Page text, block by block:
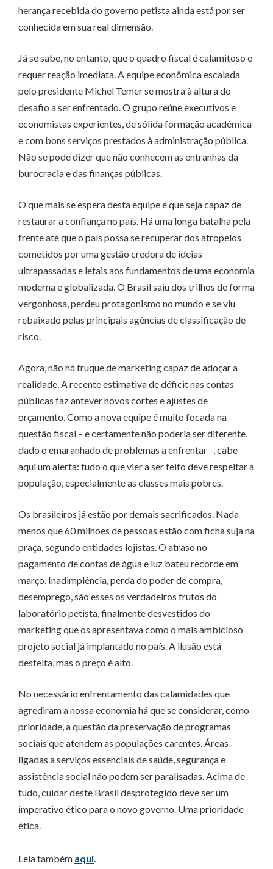
herança recebida do governo petista ainda está por ser
conhecida em sua real dimensão.
Já se sabe, no entanto, que o quadro fiscal é calamitoso e
requer reação imediata. A equipe econômica escalada
pelo presidente Michel Temer se mostra à altura do
desafio a ser enfrentado. O grupo reúne executivos e
economistas experientes, de sólida formação acadêmica
e com bons serviços prestados à administração pública.
Não se pode dizer que não conhecem as entranhas da
burocracia e das finanças públicas.
O que mais se espera desta equipe é que seja capaz de
restaurar a confiança no país. Há uma longa batalha pela
frente até que o país possa se recuperar dos atropelos
cometidos por uma gestão credora de ideias
ultrapassadas e letais aos fundamentos de uma economia
moderna e globalizada. O Brasil saiu dos trilhos de forma
vergonhosa, perdeu protagonismo no mundo e se viu
rebaixado pelas principais agências de classificação de
risco.
Agora, não há truque de marketing capaz de adoçar a
realidade. A recente estimativa de déficit nas contas
públicas faz antever novos cortes e ajustes de
orçamento. Como a nova equipe é muito focada na
questão fiscal – e certamente não poderia ser diferente,
dado o emaranhado de problemas a enfrentar –, cabe
aqui um alerta: tudo o que vier a ser feito deve respeitar a
população, especialmente as classes mais pobres.
Os brasileiros já estão por demais sacrificados. Nada
menos que 60 milhões de pessoas estão com ficha suja na
praça, segundo entidades lojistas. O atraso no
pagamento de contas de água e luz bateu recorde em
março. Inadimplência, perda do poder de compra,
desemprego, são esses os verdadeiros frutos do
laboratório petista, finalmente desvestidos do
marketing que os apresentava como o mais ambicioso
projeto social já implantado no país. A ilusão está
desfeita, mas o preço é alto.
No necessário enfrentamento das calamidades que
agrediram a nossa economia há que se considerar, como
prioridade, a questão da preservação de programas
sociais que atendem as populações carentes. Áreas
ligadas a serviços essenciais de saúde, segurança e
assistência social não podem ser paralisadas. Acima de
tudo, cuidar deste Brasil desprotegido deve ser um
imperativo ético para o novo governo. Uma prioridade
ética.
Leia também aqui.